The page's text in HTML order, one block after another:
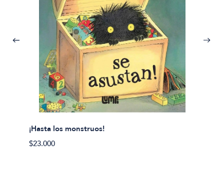
¡Hasta los monstruos!
$23.000